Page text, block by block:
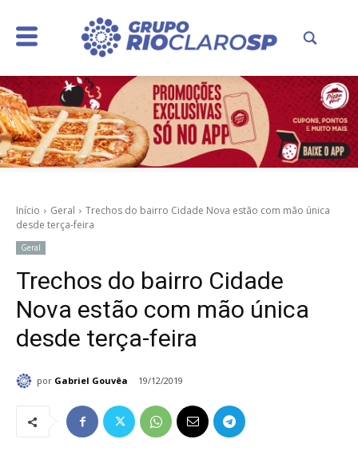
Início Geral
Trechos do bairro Cidade Nova estão com mão única
desde terça-feira
Geral
Trechos do bairro Cidade
Nova estão com mão única
desde terça-feira
por Gabriel Gouvêa 19/12/2019